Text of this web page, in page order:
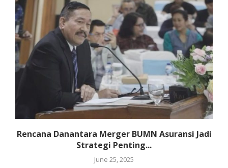
Rencana Danantara Merger BUMN Asuransi Jadi
Strategi Penting...
June 25, 2025